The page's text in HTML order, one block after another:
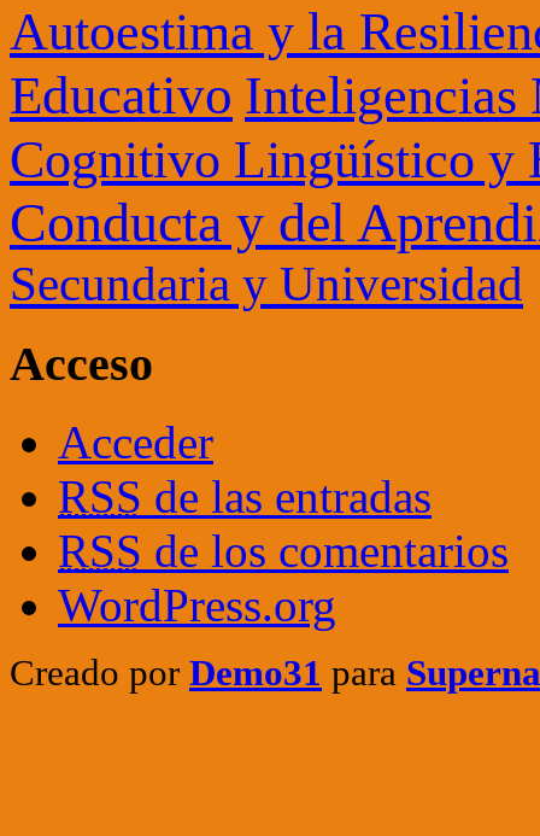
Autoestima y la
Educativo Inteligencias
Cognitivo Lingüístico y
Conducta y del
Secundaria y Universidad
Acceso
Acceder
RSS de las entradas
RSS de los comentarios
WordPress.org
Creado por Demo31 para